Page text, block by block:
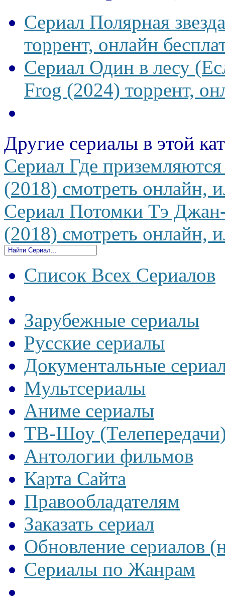
Сериал Полярная
торрент, онлайн
Сериал Один в лесу
Frog (2024) торрент,
Другие сериалы в этой
Сериал Где
(2018) смотреть онлайн,
Сериал Потомки Тэ
(2018) смотреть онлайн,
Список Всех Сериалов
Зарубежные сериалы
Русские сериалы
Документальные
Мультсериалы
Аниме сериалы
ТВ-Шоу
Антологии фильмов
Карта Сайта
Правообладателям
Заказать сериал
Обновление сериалов
Сериалы по Жанрам